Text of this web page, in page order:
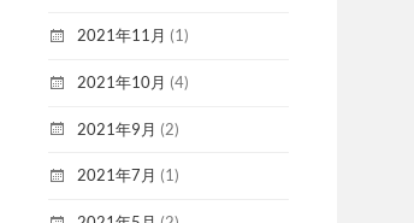
2021年11月 (1)
2021年10月 (4)
2021年9月 (2)
2021年7月 (1)